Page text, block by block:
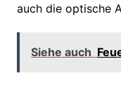
auch die optische
Siehe auch